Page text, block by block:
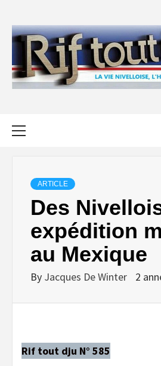
content
ARTICLE
Des
expédition
au Mexique
By Jacques De Winter 2
Rif tout dju N° 585